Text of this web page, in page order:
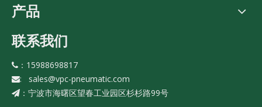
产品
联系我们
 ：15988698817
: sales@vpc-pneumatic.com
： 宁波市海曙区望春工业园区杉杉路99号